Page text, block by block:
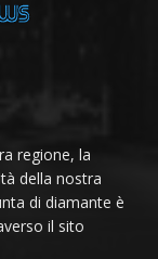
regione, la
della nostra
di diamante è
il sito